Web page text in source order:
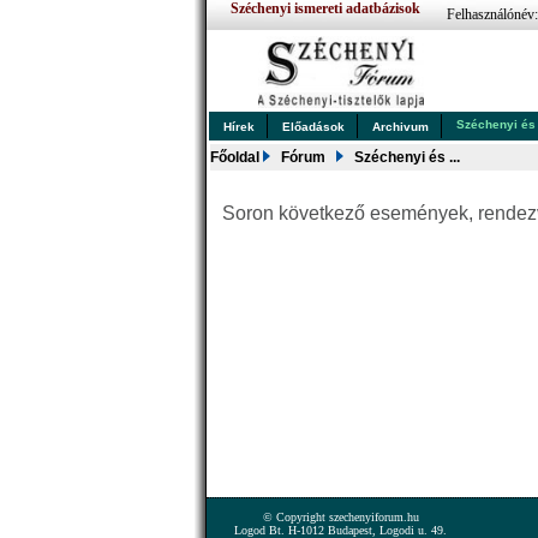
Széchenyi ismereti adatbázisok Felhasználónév:
Hírek Előadások Archivum Széchenyi és
Főoldal Fórum Széchenyi és ...
Soron következő események,
© Copyright szechenyiforum.hu
Logod Bt. H-1012 Budapest, Logodi u. 49.